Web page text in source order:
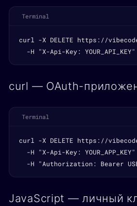
Terminal
curl -X DELETE https://
  -H "X-Api-Key: YOUR_API_KEY"
curl — OAuth-
Terminal
curl -X DELETE https://
-H "X-Api-Key: YOUR_APP_KEY"
-H "Authorization: Bearer
JavaScript — личный